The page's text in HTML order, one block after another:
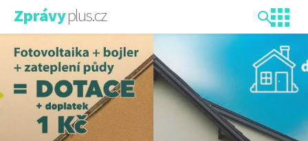
Zprávyplus.cz